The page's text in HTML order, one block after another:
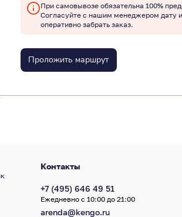
При самовывозе обязательна 100%
Согласуйте с нашим менеджером дату
оперативно забрать заказ.
Проложить маршрут
Контакты
+7 (495) 646 49 51
Ежедневно с 10:00 до 21:00
arenda@kengo.ru